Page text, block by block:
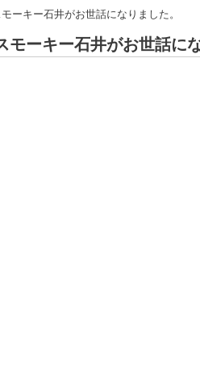
ーキー石井がお世話になりました。
ーキー石井がお世話に